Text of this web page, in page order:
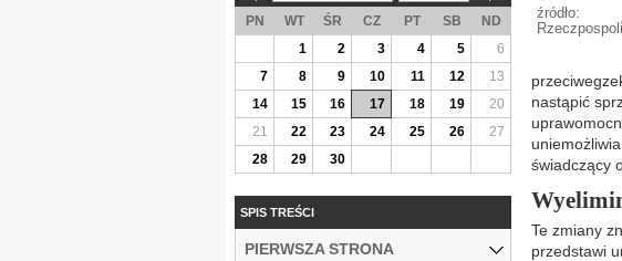
źródło:
nastąpić
świadczący
Te zmiany
przedstawi
PN WT ŚR CZ PT SB
ND
1
2 3 4 5
6
7
8 9 10 11 12
13
14
15 16 17 18 19
20
21
22 23 24 25 26
27
28
29 30
SPIS TREŚCI
PIERWSZA STRONA